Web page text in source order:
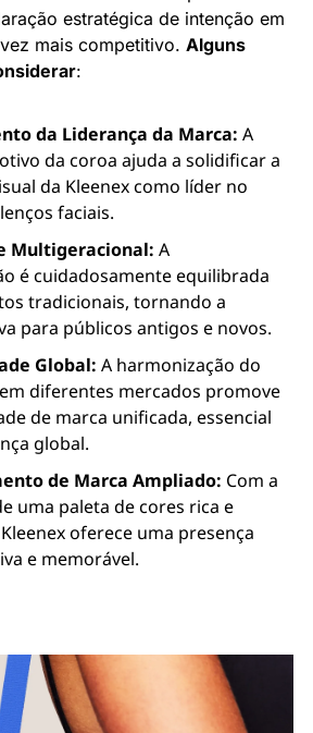
estratégica de intenção em
mais competitivo. Alguns
:
da Liderança da Marca: A
da coroa ajuda a solidificar a
da Kleenex como líder no
faciais.
Multigeracional: A
é cuidadosamente equilibrada
tradicionais, tornando a
para públicos antigos e novos.
Global: A harmonização do
diferentes mercados promove
de marca unificada, essencial
global.
de Marca Ampliado: Com a
uma paleta de cores rica e
oferece uma presença
e memorável.